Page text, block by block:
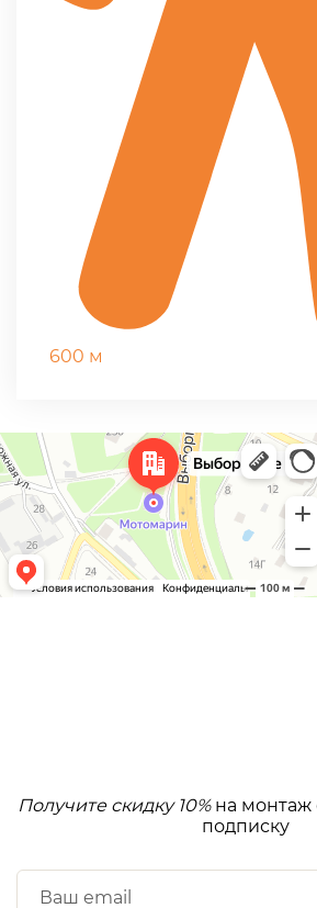
600 м
Получите скидку 10%на монтаж
подписку